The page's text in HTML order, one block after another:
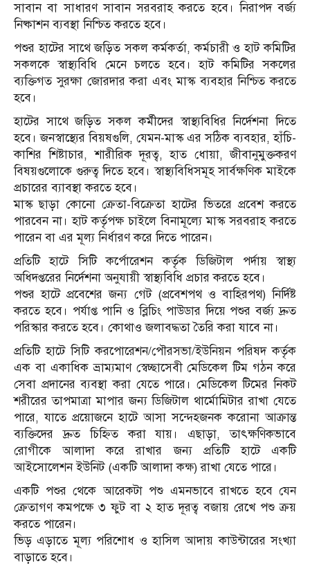
সাবান বা সাধারণ সাবান সরবরাহ করতে হবে। নিরাপদ বর্জ্য
নিষ্কাশন ব্যবস্থা নিশ্চিত করতে হবে।
পশুর হাটের সাথে জড়িত সকল কর্মকর্তা, কর্মচারী ও হাট কমিটির
সকলকে স্বাস্থ্যবিধি মেনে চলতে হবে। হাট কমিটির সকলের
ব্যক্তিগত সুরক্ষা জোরদার করা এবং মাস্ক ব্যবহার নিশ্চিত করতে
হবে।
হাটের সাথে জড়িত সকল কর্মীদের স্বাস্থ্যবিধির নির্দেশনা দিতে
হবে। জনস্বাস্থ্যের বিয়ষগুলি, যেমন-মাস্ক এর সঠিক ব্যবহার, হাঁচি-
কাশির শিষ্টাচার, শারীরিক দূরত্ব, হাত ধোয়া, জীবানুমুক্তকরণ
বিষয়গুলোকে গুরুত্ব দিতে হবে। স্বাস্থ্যবিধিসমূহ সার্বক্ষণিক মাইকে
প্রচারের ব্যাবস্থা করতে হবে।
মাস্ক ছাড়া কোনো ক্রেতা-বিক্রেতা হাটের ভিতরে প্রবেশ করতে
পারবেন না। হাট কর্তৃপক্ষ চাইলে বিনামূল্যে মাস্ক সরবরাহ করতে
পারেন বা এর মূল্য নির্ধারণ করে দিতে পারেন।
প্রতিটি হাটে সিটি কর্পোরেশন কর্তৃক ডিজিটাল পর্দায় স্বাস্থ্য
অধিদপ্তরের নির্দেশনা অনুযায়ী স্বাস্থ্যবিধি প্রচার করতে হবে।
পশুর হাটে প্রবেশের জন্য গেট (প্রবেশপথ ও বাহিরপথ) নির্দিষ্ট
করতে হবে। পর্যাপ্ত পানি ও ব্লিচিং পাউডার দিয়ে পশুর বর্জ্য দ্রুত
পরিস্কার করতে হবে। কোথাও জলাবদ্ধতা তৈরি করা যাবে না।
প্রতিটি হাটে সিটি করপোরেশন/পৌরসভা/ইউনিয়ন পরিষদ কর্তৃক
এক বা একাধিক ভ্রাম্যমাণ স্বেচ্ছাসেবী মেডিকেল টিম গঠন করে
সেবা প্রদানের ব্যবস্থা করা যেতে পারে। মেডিকেল টিমের নিকট
শরীরের তাপমাত্রা মাপার জন্য ডিজিটাল থার্মোমিটার রাখা যেতে
পারে, যাতে প্রয়োজনে হাটে আসা সন্দেহজনক করোনা আক্রান্ত
ব্যক্তিদের দ্রুত চিহ্নিত করা যায়। এছাড়া, তাৎক্ষণিকভাবে
রোগীকে আলাদা করে রাখার জন্য প্রতিটি হাটে একটি
আইসোলেশন ইউনিট (একটি আলাদা কক্ষ) রাখা যেতে পারে।
একটি পশুর থেকে আরেকটা পশু এমনভাবে রাখতে হবে যেন
ক্রেতাগণ কমপক্ষে ৩ ফুট বা ২ হাত দূরত্ব বজায় রেখে পশু ক্রয়
করতে পারেন।
ভিড় এড়াতে মূল্য পরিশোধ ও হাসিল আদায় কাউন্টারের সংখ্যা
বাড়াতে হবে।